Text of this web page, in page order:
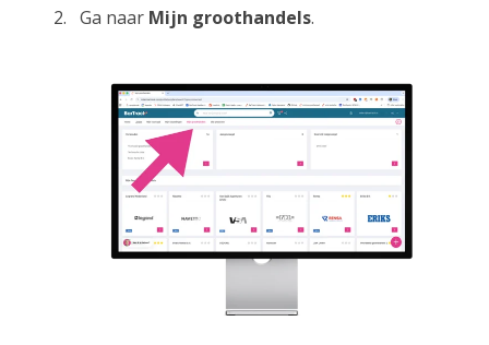
Ga naar Mijn groothandels.